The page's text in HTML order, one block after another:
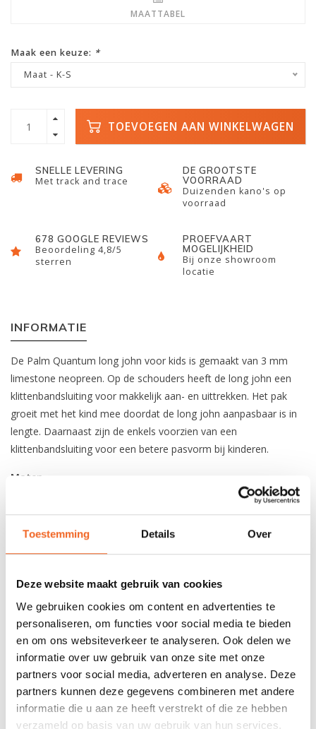
Toestemming Details Over
Deze website maakt gebruik van cookies
We gebruiken cookies om content en advertenties te
personaliseren, om functies voor social media te bieden
en om ons websiteverkeer te analyseren. Ook delen we
informatie over uw gebruik van onze site met onze
partners voor social media, adverteren en analyse. Deze
partners kunnen deze gegevens combineren met andere
informatie die u aan ze heeft verstrekt of die ze hebben
verzameld op basis van uw gebruik van hun services.
MAATTABEL
Maak een keuze: *
Maat - K-S
TOEVOEGEN AAN WINKELWAGEN
SNELLE LEVERING
Met track and trace
DE GROOTSTE
VOORRAAD
Duizenden kano's op
voorraad
678 GOOGLE REVIEWS
Beoordeling 4,8/5
sterren
PROEFVAART
MOGELIJKHEID
Bij onze showroom
locatie
INFORMATIE
De Palm Quantum long john voor kids is gemaakt van 3 mm
limestone neopreen. Op de schouders heeft de long john een
klittenbandsluiting voor makkelijk aan- en uittrekken. Het pak
groeit met het kind mee doordat de long john aanpasbaar is in
lengte. Daarnaast zijn de enkels voorzien van een
klittenbandsluiting voor een betere pasvorm bij kinderen.
Maten
K-M: lengte 134-146 cm
K-L: lengte 146-158 cm
Nog niet gewaardeerd
0 sterren op basis van 0 beoordelingen
JE BEOORDELING TOEVOEGEN